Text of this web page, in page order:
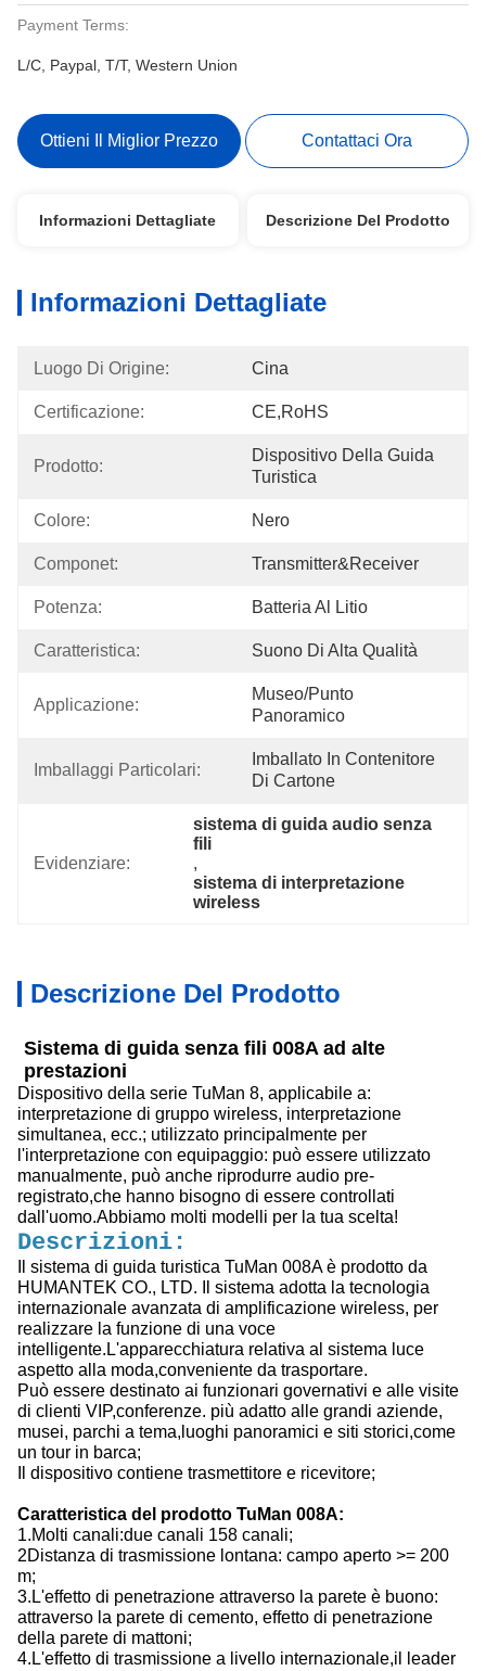
Payment Terms:
L/C, Paypal, T/T, Western Union
Ottieni Il Miglior Prezzo Contattaci Ora
Informazioni Dettagliate Descrizione Del Prodotto
Informazioni Dettagliate
Luogo Di Origine: Cina
Certificazione: CE,RoHS
Prodotto:
Dispositivo Della Guida
Turistica
Colore: Nero
Componet: Transmitter&Receiver
Potenza: Batteria Al Litio
Caratteristica: Suono Di Alta Qualità
Applicazione:
Museo/Punto
Panoramico
Imballaggi Particolari:
Imballato In Contenitore
Di Cartone
Evidenziare:
sistema di guida audio senza
fili
,
sistema di interpretazione
wireless
Descrizione Del Prodotto
Sistema di guida senza fili 008A ad alte
prestazioni
Dispositivo della serie TuMan 8, applicabile a:
interpretazione di gruppo wireless, interpretazione
simultanea, ecc.; utilizzato principalmente per
l'interpretazione con equipaggio: può essere utilizzato
manualmente, può anche riprodurre audio pre-
registrato,che hanno bisogno di essere controllati
dall'uomo.Abbiamo molti modelli per la tua scelta!
Descrizioni:
Il sistema di guida turistica TuMan 008A è prodotto da
HUMANTEK CO., LTD. Il sistema adotta la tecnologia
internazionale avanzata di amplificazione wireless, per
realizzare la funzione di una voce
intelligente.L'apparecchiatura relativa al sistema luce
aspetto alla moda,conveniente da trasportare.
Può essere destinato ai funzionari governativi e alle visite
di clienti VIP,conferenze. più adatto alle grandi aziende,
musei, parchi a tema,luoghi panoramici e siti storici,come
un tour in barca;
Il dispositivo contiene trasmettitore e ricevitore;
Caratteristica del prodotto TuMan 008A:
1.Molti canali:due canali 158 canali;
2Distanza di trasmissione lontana: campo aperto >= 200
m;
3.L'effetto di penetrazione attraverso la parete è buono:
attraverso la parete di cemento, effetto di penetrazione
della parete di mattoni;
4.L'effetto di trasmissione a livello internazionale,il leader